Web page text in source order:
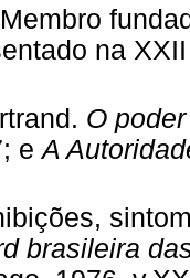
na
O
eA
brasileira